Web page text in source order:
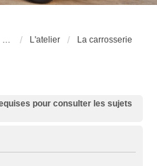
Forum Passion XM L'atelier La carrosserie
pour consulter les sujets